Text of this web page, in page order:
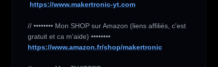
https://www.makertronic-yt.com
// •••••••• Mon SHOP sur Amazon (liens affiliés, c'est
https://www.amazon.fr/shop/makertronic